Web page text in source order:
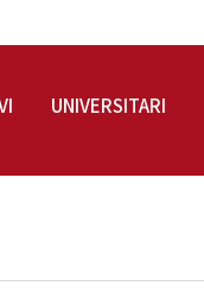
UNIVERSITARI